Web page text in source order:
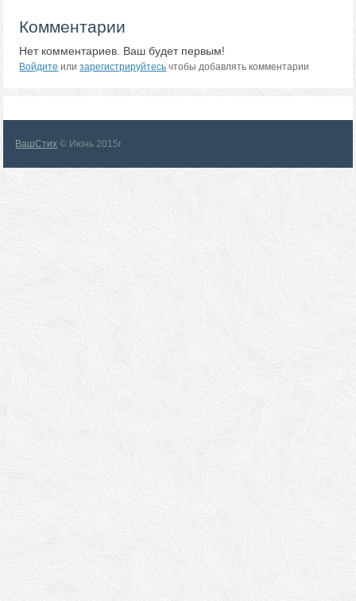
Комментарии
Нет комментариев. Ваш будет первым!
Войдите илизарегистрируйтесь чтобы добавлять комментарии
ВашСтих © Июнь 2015г.